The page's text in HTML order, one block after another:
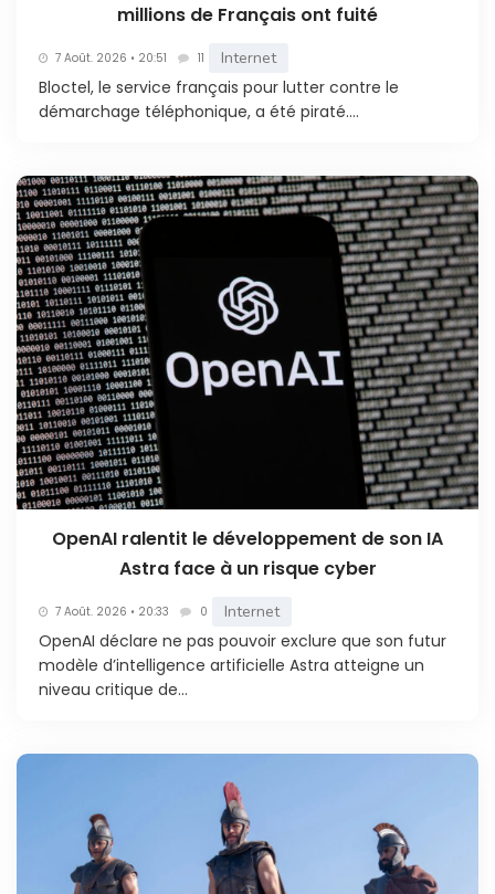
millions de Français ont fuité
7 Août. 2026 • 20:51 11 Internet
Bloctel, le service français pour lutter contre le
démarchage téléphonique, a été piraté....
OpenAI ralentit le développement de son IA
Astra face à un risque cyber
7 Août. 2026 • 20:33 0 Internet
OpenAI déclare ne pas pouvoir exclure que son futur
modèle d’intelligence artificielle Astra atteigne un
niveau critique de...